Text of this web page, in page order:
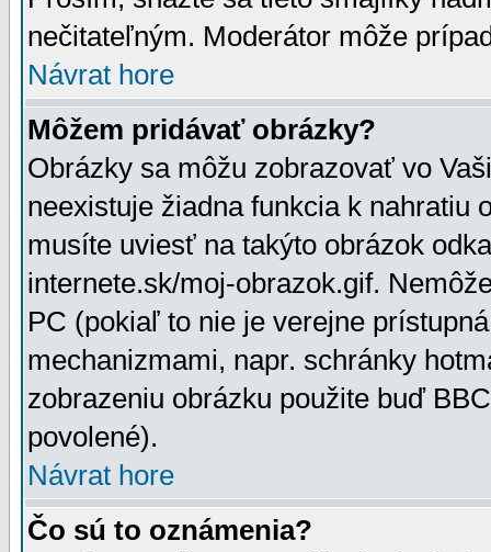
nečitateľným. Moderátor môže
Návrat hore
Môžem pridávať obrázky?
Obrázky sa môžu zobrazovať vo
neexistuje žiadna funkcia k nahratiu
musíte uviesť na takýto obrázok
internete.sk/moj-obrazok.gif.
PC (pokiaľ to nie je verejne
mechanizmami, napr. schránky
zobrazeniu obrázku použite buď
povolené).
Návrat hore
Čo sú to oznámenia?